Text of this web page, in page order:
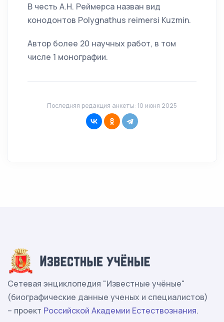
В честь А.Н. Реймерса назван вид
конодонтов Polygnathus reimersi Kuzmin.
Автор более 20 научных работ, в том
числе 1 монографии.
Последняя редакция анкеты: 10 июня 2025
Сетевая энциклопедия "Известные учёные"
(биографические данные ученых и специалистов)
– проект Российской Академии Естествознания.